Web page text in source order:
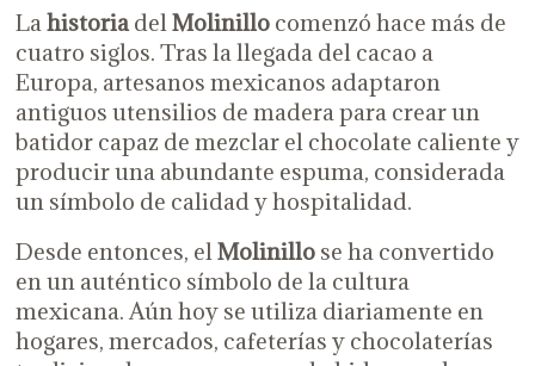
LahistoriadelMolinillocomenzó hace más de
cuatro siglos. Tras la llegada del cacao a
Europa, artesanos mexicanos adaptaron
antiguos utensilios de madera para crear un
batidor capaz de mezclar el chocolate caliente y
producir una abundante espuma, considerada
un símbolo de calidad y hospitalidad.
Desde entonces, elMolinillose ha convertido
en un auténtico símbolo de la cultura
mexicana. Aún hoy se utiliza diariamente en
hogares, mercados, cafeterías y chocolaterías